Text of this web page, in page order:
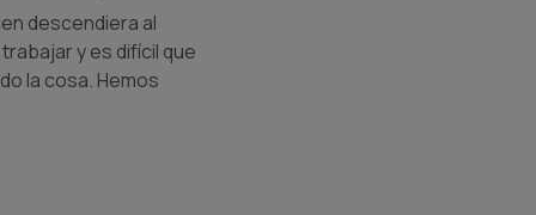
descendiera al
y es difícil que
la cosa. Hemos